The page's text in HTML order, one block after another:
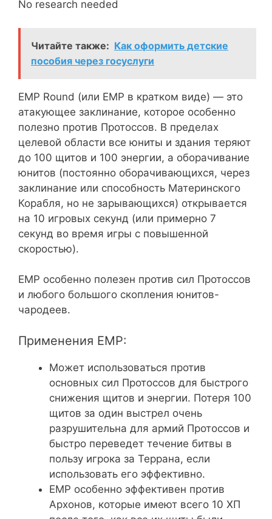
No research needed
Читайте также: Как оформить детские
пособия через госуслуги
EMP Round (или EMP в кратком виде) — это
атакующее заклинание, которое особенно
полезно против Протоссов. В пределах
целевой области все юниты и здания теряют
до 100 щитов и 100 энергии, а оборачивание
юнитов (постоянно оборачивающихся, через
заклинание или способность Материнского
Корабля, но не зарывающихся) открывается
на 10 игровых секунд (или примерно 7
секунд во время игры с повышенной
скоростью).
EMP особенно полезен против сил Протоссов
и любого большого скопления юнитов-
чародеев.
Применения EMP:
Может использоваться против
основных сил Протоссов для быстрого
снижения щитов и энергии. Потеря 100
щитов за один выстрел очень
разрушительна для армий Протоссов и
быстро переведет течение битвы в
пользу игрока за Террана, если
использовать его эффективно.
EMP особенно эффективен против
Архонов, которые имеют всего 10 ХП